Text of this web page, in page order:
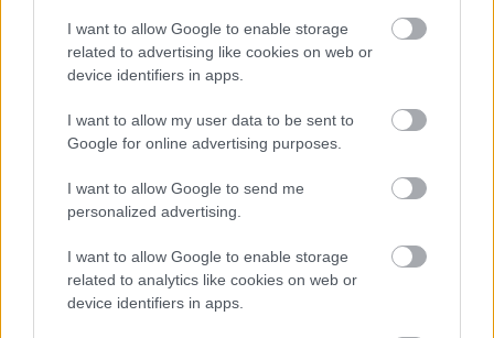
I want to allow Google to enable storage
related to advertising like cookies on web or
device identifiers in apps.
I want to allow my user data to be sent to
Google for online advertising purposes.
I want to allow Google to send me
personalized advertising.
I want to allow Google to enable storage
related to analytics like cookies on web or
device identifiers in apps.